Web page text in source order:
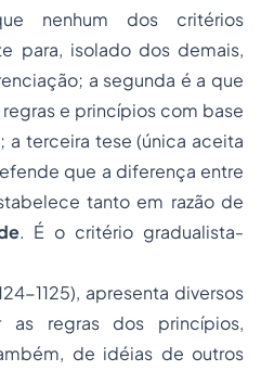
nenhum dos critérios
para, isolado dos demais,
a segunda é a que
e princípios com base
a terceira tese (única aceita
que a diferença entre
tanto em razão de
. É o critério gradualista-
1125), apresenta diversos
as regras dos princípios,
de idéias de outros